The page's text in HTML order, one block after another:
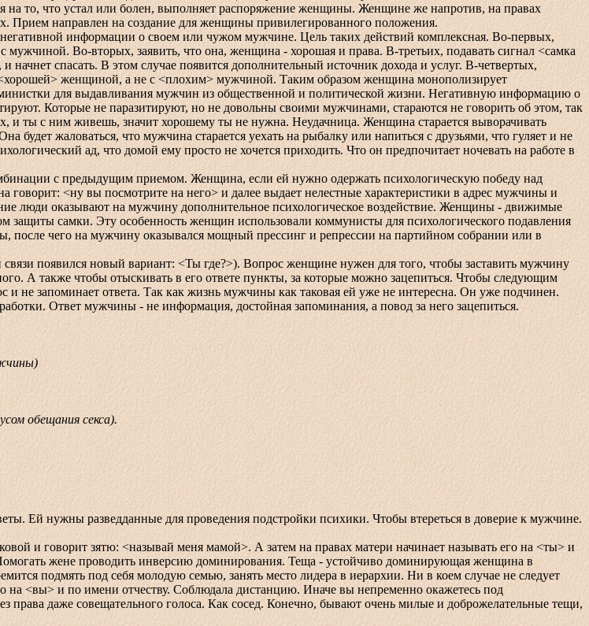
на то, что устал или болен, выполняет распоряжение женщины. Женщине же напротив, на правах
Прием направлен на создание для женщины привилегированного положения.
информации о своем или чужом мужчине. Цель таких действий комплексная. Во-первых,
Во-вторых, заявить, что она, женщина - хорошая и права. В-третьих, подавать сигнал <самка
начнет спасать. В этом случае появится дополнительный источник дохода и услуг. В-четвертых,
женщиной, а не с <плохим> мужчиной. Таким образом женщина монополизирует
для выдавливания мужчин из общественной и политической жизни. Негативную информацию о
Которые не паразитируют, но не довольны своими мужчинами, стараются не говорить об этом, так
ты с ним живешь, значит хорошему ты не нужна. Неудачница. Женщина старается выворачивать
жаловаться, что мужчина старается уехать на рыбалку или напиться с друзьями, что гуляет и не
ад, что домой ему просто не хочется приходить. Что он предпочитает ночевать на работе в
с предыдущим приемом. Женщина, если ей нужно одержать психологическую победу над
<ну вы посмотрите на него> и далее выдает нелестные характеристики в адрес мужчины и
люди оказывают на мужчину дополнительное психологическое воздействие. Женщины - движимые
самки. Эту особенность женщин использовали коммунисты для психологического подавления
чего на мужчину оказывался мощный прессинг и репрессии на партийном собрании или в
появился новый вариант: <Ты где?>). Вопрос женщине нужен для того, чтобы заставить мужчину
А также чтобы отыскивать в его ответе пункты, за которые можно зацепиться. Чтобы следующим
не запоминает ответа. Так как жизнь мужчины как таковая ей уже не интересна. Он уже подчинен.
Ответ мужчины - не информация, достойная запоминания, а повод за него зацепиться.
обещания секса).
нужны разведданные для проведения подстройки психики. Чтобы втереться в доверие к мужчине.
и говорит зятю: <называй меня мамой>. А затем на правах матери начинает называть его на <ты> и
жене проводить инверсию доминирования. Теща - устойчиво доминирующая женщина в
подмять под себя молодую семью, занять место лидера в иерархии. Ни в коем случае не следует
на <вы> и по имени отчеству. Соблюдала дистанцию. Иначе вы непременно окажетесь под
даже совещательного голоса. Как сосед. Конечно, бывают очень милые и доброжелательные тещи,